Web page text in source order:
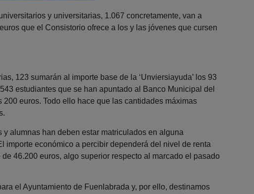
y universitarias, 1.067 concretamente, van a
que el Consistorio ofrece a los y las jóvenes que cursen
123 sumarán al importe base de la ‘Unviersiayuda’ los 93
estudiantes que se han apuntado al Banco Municipal del
200 euros. Todo ello hace que las cantidades máximas
y alumnas han deben estar matriculados en alguna
importe económico a percibir dependerá del nivel de renta
46.200 euros, algo superior respecto al marcado el pasado
el Ayuntamiento de Fuenlabrada y, por ello, destinamos